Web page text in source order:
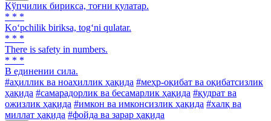
Кўпчилик бирикса, тоғни қулатар.
* * *
Ko‘pchilik biriksa, tog‘ni qulatar.
* * *
There is safety in numbers.
* * *
В единении сила.
#аҳиллик ва ноаҳиллик ҳақида #меҳр-оқибат ва оқибатсизлик
ҳақида #самарадорлик ва бесамарлик ҳақида #қудрат ва
ожизлик ҳақида #имкон ва имконсизлик ҳақида #халқ ва
миллат ҳақида #фойда ва зарар ҳақида